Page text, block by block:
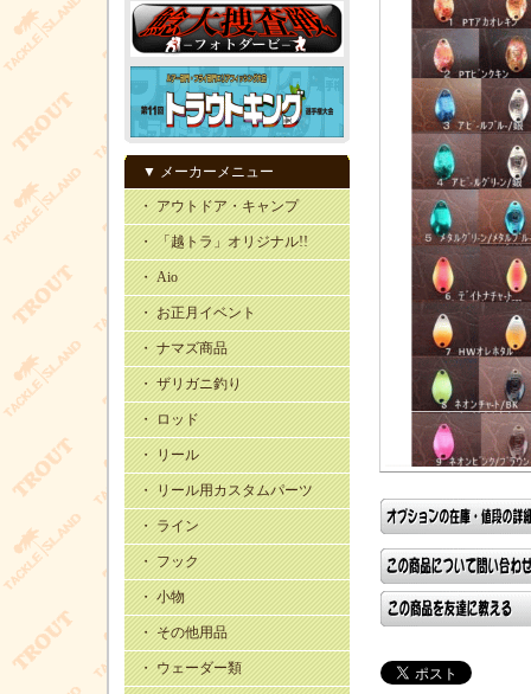
▼ メーカーメニュー
・ アウトドア・キャンプ
・ 「越トラ」オリジナル!!
・ Aio
・ お正月イベント
・ ナマズ商品
・ ザリガニ釣り
・ ロッド
・ リール
・ リール用カスタムパーツ
・ ライン
・ フック
・ 小物
・ その他用品
・ ウェーダー類